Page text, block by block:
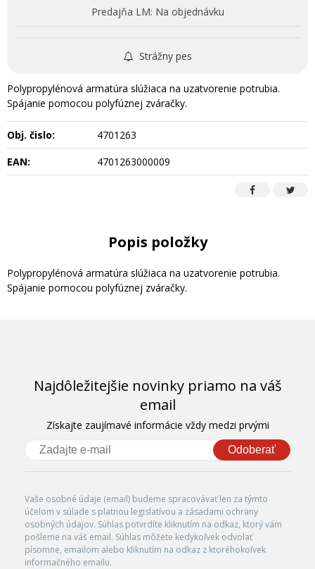
Predajňa LM: Na objednávku
Strážny pes
Polypropylénová armatúra slúžiaca na uzatvorenie potrubia.
Spájanie pomocou polyfúznej zváračky.
Obj. čislo:
4701263
EAN:
4701263000009
Popis položky
Polypropylénová armatúra slúžiaca na uzatvorenie potrubia.
Spájanie pomocou polyfúznej zváračky.
Najdôležitejšie novinky priamo na váš
email
Získajte zaujímavé informácie vždy medzi prvými
Odoberať
Vaše osobné údaje (email) budeme spracovávať len za týmto
účelom v súlade s platnou legislatívou a zásadami ochrany
osobných údajov. Súhlas potvrdíte kliknutím na odkaz, ktorý vám
pošleme na váš email. Súhlas môžete kedykoľvek odvolať
písomne, emailom alebo kliknutím na odkaz z ktoréhokoľvek
informačného emailu.